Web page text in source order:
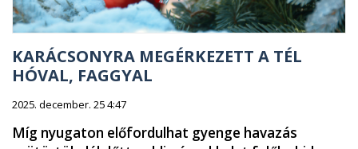
KARÁCSONYRA MEGÉRKEZETT A TÉL
HÓVAL, FAGGYAL
2025. december. 25 4:47
Míg nyugaton előfordulhat gyenge havazás